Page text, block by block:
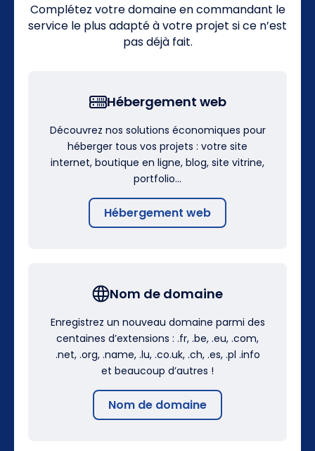
Complétez votre domaine en commandant le
service le plus adapté à votre projet si ce n’est
pas déjà fait.
Hébergement web
Découvrez nos solutions économiques pour
héberger tous vos projets : votre site
internet, boutique en ligne, blog, site vitrine,
portfolio…
Hébergement web
Nom de domaine
Enregistrez un nouveau domaine parmi des
centaines d’extensions : .fr, .be, .eu, .com,
.net, .org, .name, .lu, .co.uk, .ch, .es, .pl .info
et beaucoup d’autres !
Nom de domaine